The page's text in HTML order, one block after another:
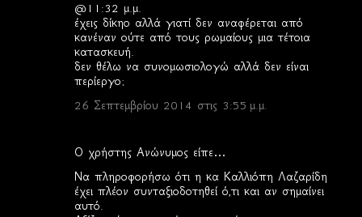
@11:32 μ.μ.
έχεις δίκηο αλλά γιατί δεν αναφέρεται από
κανέναν ούτε από τους ρωμαίους μια τέτοια
κατασκευή.
δεν θέλω να συνομωσιολογώ αλλά δεν είναι
περίεργο;
26 Σεπτεμβρίου 2014 στις 3:55 μ.μ.
Ο χρήστης Ανώνυμος είπε…
Να πληροφορήσω ότι η κα Καλλιόπη Λαζαρίδη
έχει πλέον συνταξιοδοτηθεί ό,τι και αν σημαίνει
αυτό.